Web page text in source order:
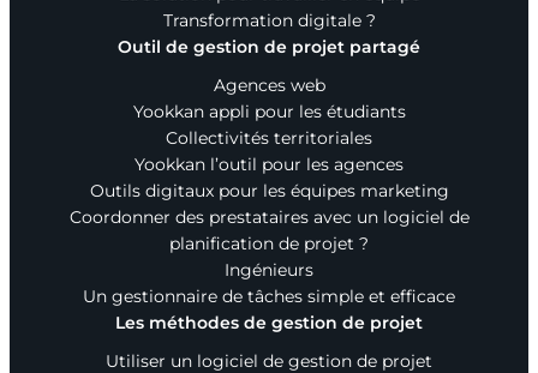
Transformation digitale ?
Outil de gestion de projet partagé
Agences web
Yookkan appli pour les étudiants
Collectivités territoriales
Yookkan l’outil pour les agences
Outils digitaux pour les équipes marketing
Coordonner des prestataires avec un logiciel de
planification de projet ?
Ingénieurs
Un gestionnaire de tâches simple et efficace
Les méthodes de gestion de projet
Utiliser un logiciel de gestion de projet
Augmenter la taille du
Diminuer la taille du
Diminuer l'espacement